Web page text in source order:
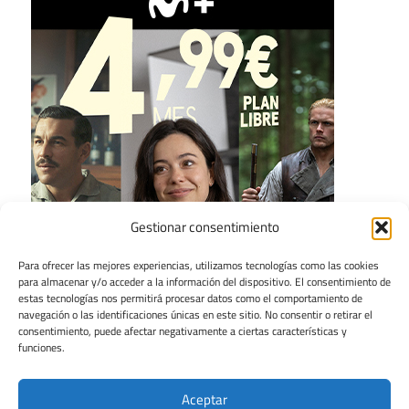
Gestionar consentimiento
Para ofrecer las mejores experiencias, utilizamos tecnologías como las cookies
para almacenar y/o acceder a la información del dispositivo. El consentimiento de
estas tecnologías nos permitirá procesar datos como el comportamiento de
navegación o las identificaciones únicas en este sitio. No consentir o retirar el
consentimiento, puede afectar negativamente a ciertas características y
funciones.
Aceptar